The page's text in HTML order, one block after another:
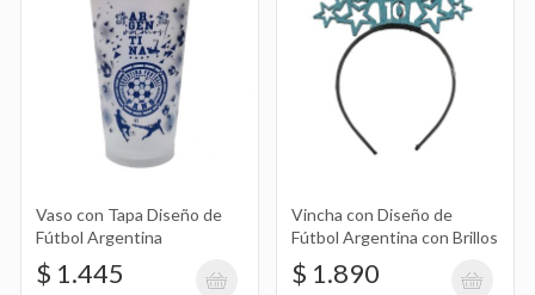
Globo Camiseta Argentina Afa 40Cm
Vaso con Tapa Diseño de
Fútbol Argentina
$ 1.445
Vincha con Diseño de
Fútbol Argentina con Brillos
$ 1.890